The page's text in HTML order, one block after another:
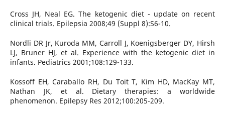
Cross JH, Neal EG. The ketogenic diet - update on recent
clinical trials. Epilepsia 2008;49 (Suppl 8):S6-10.
Nordli DR Jr, Kuroda MM, Carroll J, Koenigsberger DY, Hirsh
LJ, Bruner HJ, et al. Experience with the ketogenic diet in
infants. Pediatrics 2001;108:129-133.
Kossoff EH, Caraballo RH, Du Toit T, Kim HD, MacKay MT,
Nathan JK, et al. Dietary therapies: a worldwide
phenomenon. Epilepsy Res 2012;100:205-209.